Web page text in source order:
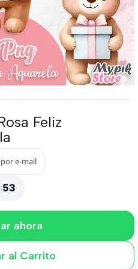
Feliz
por e-mail
:52
al Carrito
ahora